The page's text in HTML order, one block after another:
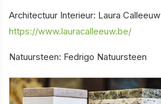
Architectuur Interieur: Laura Calleeuw
https://www.lauracalleeuw.be/
Natuursteen: Fedrigo Natuursteen